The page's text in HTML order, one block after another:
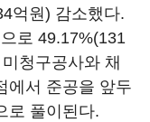
억원) 감소했다.
로 49.17%(131
청구공사와 채
에서 준공을 앞두
로 풀이된다.